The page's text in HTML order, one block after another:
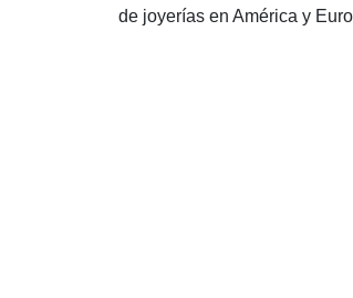
de joyerías en América y